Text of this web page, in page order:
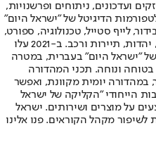
ועדכונים, ניתוחים ופרשנויות,
הדיגיטל של "ישראל היום"
לייף סטייל, טכנולוגיה, ספורט,
כלכלה וצרכנות, בריאות, חיילים, אוכל, יהדות, תיירות ורכב. ב-2021 עלו
"ישראל היום" בעברית, במטרה
ונוחה. תכני המהדורה
במהדורה יומית מקוונת, ואפשר
הייחודי "הקליקה של ישראל
על מוצרים ושירותים. ישראל
מקהל הקוראים. פנו אלינו